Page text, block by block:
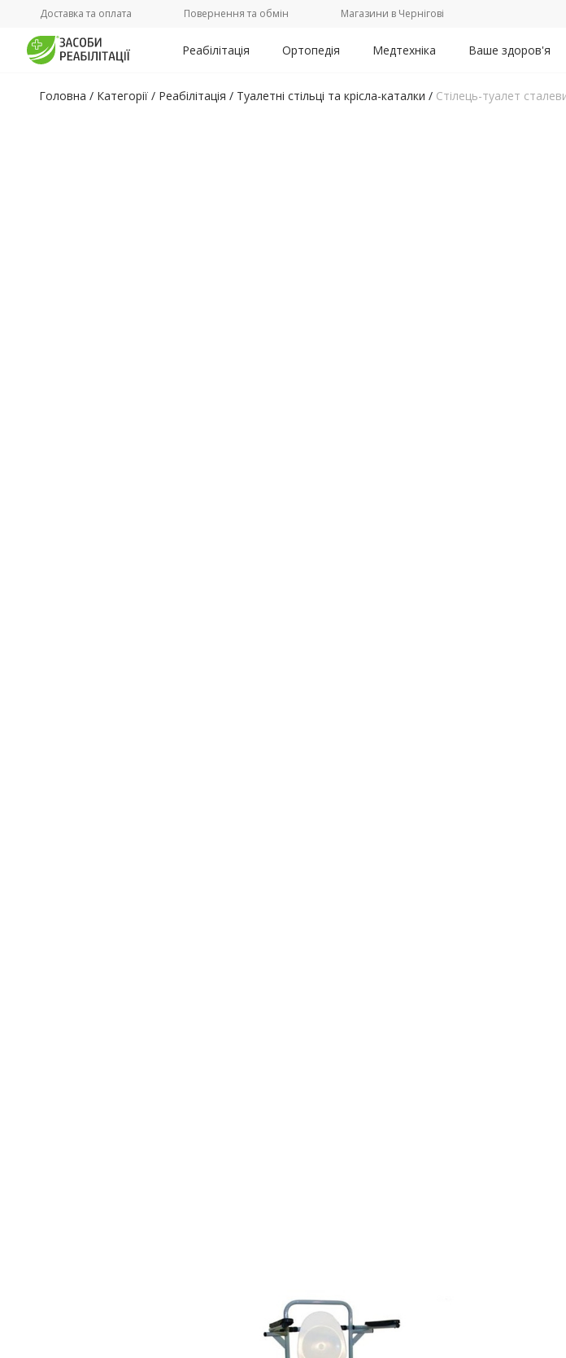
Доставка та оплата Повернення та обмін Магазини в Чернігові
Реабілітація Ортопедія Медтехніка Ваше здоров'я
Головна / Категорії / Реабілітація / Туалетні стільці та крісла-каталки / Стілець-туалет